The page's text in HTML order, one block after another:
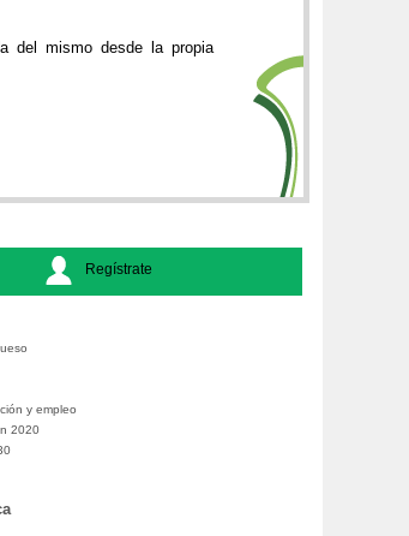
del mismo desde la propia
Regístrate
y empleo
2020